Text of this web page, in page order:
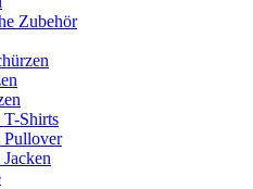
Zubehör
Shirts